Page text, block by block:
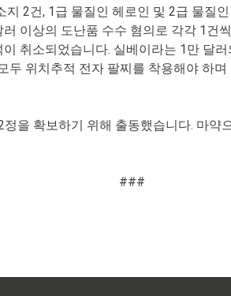
2건, 1급 물질인 헤로인 및 2급 물질
이상의 도난품 수수 혐의로 각각 1
취소되었습니다. 실베이라는 1만 달
위치추적 전자 팔찌를 착용해야 하
을 확보하기 위해 출동했습니다. 마
###